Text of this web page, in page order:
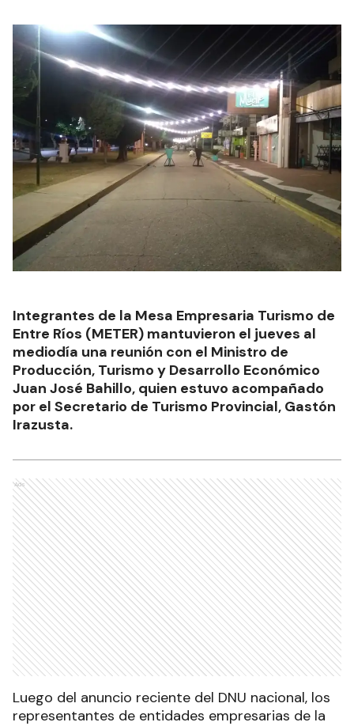
Integrantes de la Mesa Empresaria Turismo de
Entre Ríos (METER) mantuvieron el jueves al
mediodía una reunión con el Ministro de
Producción, Turismo y Desarrollo Económico
Juan José Bahillo, quien estuvo acompañado
por el Secretario de Turismo Provincial, Gastón
Irazusta.
Ads
Luego del anuncio reciente del DNU nacional, los
representantes de entidades empresarias de la